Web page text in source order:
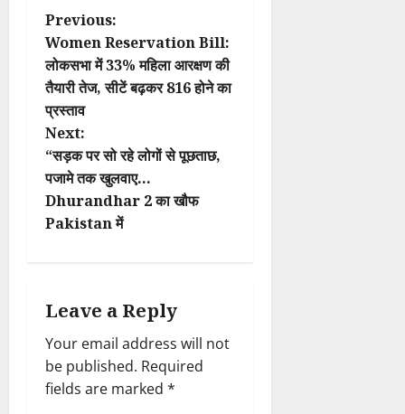
P
o
s
t
n
a
g
a
t
Previous:
Women Reservation Bill:
लोकसभा में 33% महिला आरक्षण की
तैयारी तेज, सीटें बढ़कर 816 होने का
प्रस्ताव
Next:
“सड़क पर सो रहे लोगों से पूछताछ,
पजामे तक खुलवाए…
Dhurandhar 2 का खौफ
Pakistan में
Leave a Reply
Your email address will not
be published. Required
fields are marked *